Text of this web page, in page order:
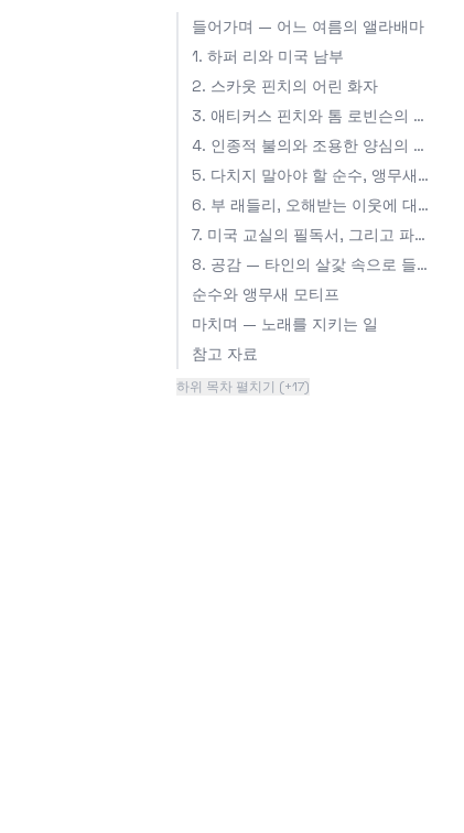
들어가며 — 어느 여름의 앨라배마
1. 하퍼 리와 미국 남부
2. 스카웃 핀치의 어린 화자
3. 애티커스 핀치와 톰 로빈슨의 재판
4. 인종적 불의와 조용한 양심의 용기
5. 다치지 말아야 할 순수, 앵무새라는 상징
6. 부 래들리, 오해받는 이웃에 대한 두려움
7. 미국 교실의 필독서, 그리고 파수꾼이라는 파문
8. 공감 — 타인의 살갗 속으로 들어가 보기
순수와 앵무새 모티프
마치며 — 노래를 지키는 일
참고 자료
하위 목차 펼치기 (+17)